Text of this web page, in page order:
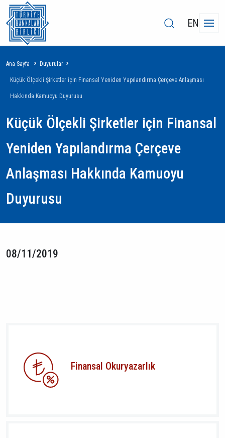
EN
Sayfa
yolu
Ana Sayfa Duyurular
Küçük Ölçekli Şirketler için Finansal Yeniden Yapılandırma Çerçeve Anlaşması
Hakkında Kamuoyu Duyurusu
Küçük Ölçekli Şirketler için Finansal
Yeniden Yapılandırma Çerçeve
Anlaşması Hakkında Kamuoyu
Duyurusu
08/11/2019
Finansal Okuryazarlık